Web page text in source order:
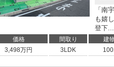
「南
も嬉
登下...
価格 間取り 建
3,498万円 3LDK